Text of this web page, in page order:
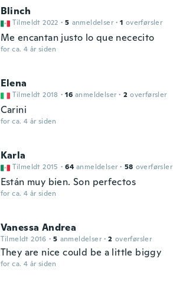
Blinch
Tilmeldt 2022 · 5 anmeldelser · 1 overførsler
Me encantan justo lo que nececito
for ca. 4 år siden
Elena
Tilmeldt 2018 · 16 anmeldelser · 2 overførsler
Carini
for ca. 4 år siden
Karla
Tilmeldt 2015 · 64 anmeldelser · 58 overførsler
Están muy bien. Son perfectos
for ca. 4 år siden
Vanessa Andrea
Tilmeldt 2016 · 5 anmeldelser · 2 overførsler
They are nice could be a little biggy
for ca. 4 år siden